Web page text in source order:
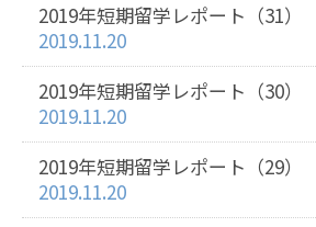
2019年短期留学レポート（31）
2019.11.20
2019年短期留学レポート（30）
2019.11.20
2019年短期留学レポート（29）
2019.11.20